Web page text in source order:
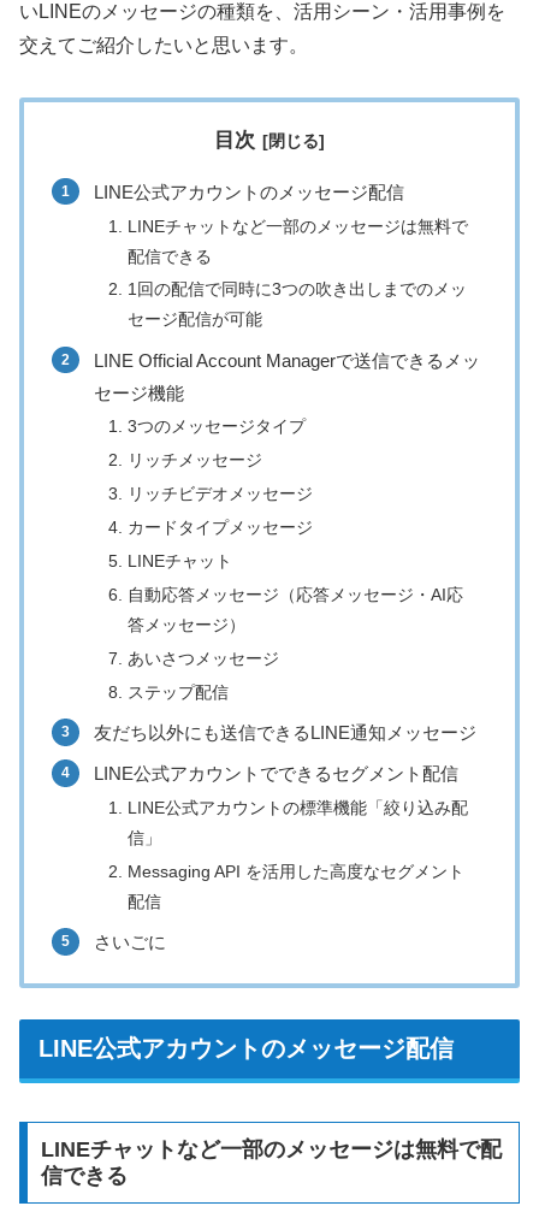
いLINEのメッセージの種類を、活用シーン・活用事例を
交えてご紹介したいと思います。
目次
LINE公式アカウントのメッセージ配信
LINEチャットなど一部のメッセージは無料で
配信できる
1回の配信で同時に3つの吹き出しまでのメッ
セージ配信が可能
LINE Official Account Managerで送信できるメッ
セージ機能
3つのメッセージタイプ
リッチメッセージ
リッチビデオメッセージ
カードタイプメッセージ
LINEチャット
自動応答メッセージ（応答メッセージ・AI応
答メッセージ）
あいさつメッセージ
ステップ配信
友だち以外にも送信できるLINE通知メッセージ
LINE公式アカウントでできるセグメント配信
LINE公式アカウントの標準機能「絞り込み配
信」
Messaging API を活用した高度なセグメント
配信
さいごに
LINE公式アカウントのメッセージ配信
LINEチャットなど一部のメッセージは無料で配
信できる